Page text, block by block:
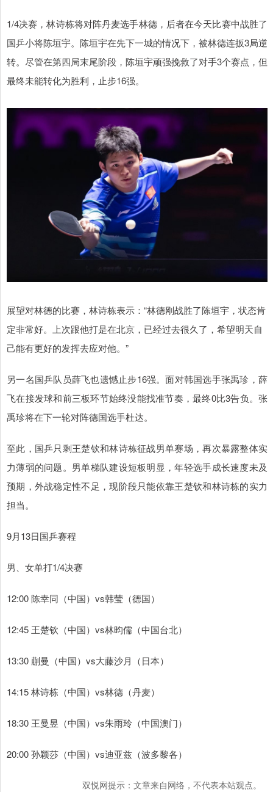
1/4决赛，林诗栋将对阵丹麦选手林德，后者在今天比赛中战胜了
国乒小将陈垣宇。陈垣宇在先下一城的情况下，被林德连扳3局逆
转。尽管在第四局末尾阶段，陈垣宇顽强挽救了对手3个赛点，但
最终未能转化为胜利，止步16强。
展望对林德的比赛，林诗栋表示：“林德刚战胜了陈垣宇，状态肯
定非常好。上次跟他打是在北京，已经过去很久了，希望明天自
己能有更好的发挥去应对他。”
另一名国乒队员薛飞也遗憾止步16强。面对韩国选手张禹珍，薛
飞在接发球和前三板环节始终没能找准节奏，最终0比3告负。张
禹珍将在下一轮对阵德国选手杜达。
至此，国乒只剩王楚钦和林诗栋征战男单赛场，再次暴露整体实
力薄弱的问题。男单梯队建设短板明显，年轻选手成长速度未及
预期，外战稳定性不足，现阶段只能依靠王楚钦和林诗栋的实力
担当。
9月13日国乒赛程
男、女单打1/4决赛
12:00 陈幸同（中国）vs韩莹（德国）
12:45 王楚钦（中国）vs林昀儒（中国台北）
13:30 蒯曼（中国）vs大藤沙月（日本）
14:15 林诗栋（中国）vs林德（丹麦）
18:30 王曼昱（中国）vs朱雨玲（中国澳门）
20:00 孙颖莎（中国）vs迪亚兹（波多黎各）
双悦网提示：文章来自网络，不代表本站观点。